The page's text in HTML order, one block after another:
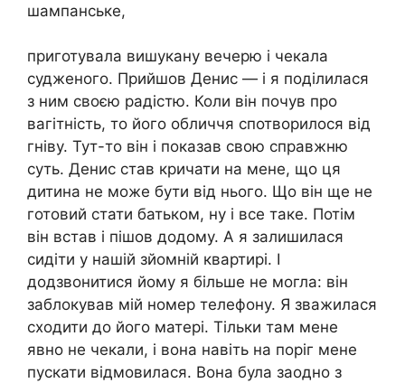
шампанське,
приготувала вишукану вечерю і чекала
судженого. Прийшов Денис — і я поділилася
з ним своєю радістю. Коли він почув про
вагітність, то його обличчя спотворилося від
гніву. Тут-то він і показав свою справжню
суть. Денис став кричати на мене, що ця
дитина не може бути від нього. Що він ще не
готовий стати батьком, ну і все таке. Потім
він встав і пішов додому. А я залишилася
сидіти у нашій зйомній квартирі. І
додзвонитися йому я більше не могла: він
заблокував мій номер телефону. Я зважилася
сходити до його матері. Тільки там мене
явно не чекали, і вона навіть на поріг мене
пускати відмовилася. Вона була заодно з